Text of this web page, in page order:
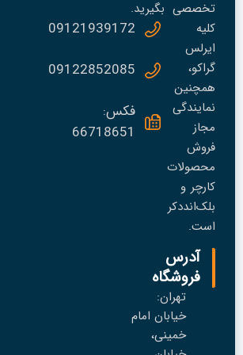
تخصصی
کلیه
ایرلس
گراکو،
همچنین
نمایندگی
مجاز
فروش
محصولات
کارچر و
بلک‌انددکر
است.
آدرس
فروشگاه
تهران:
خیابان امام
خمینی،
بگیرید.
09121939172
09122852085
فکس:
66718651